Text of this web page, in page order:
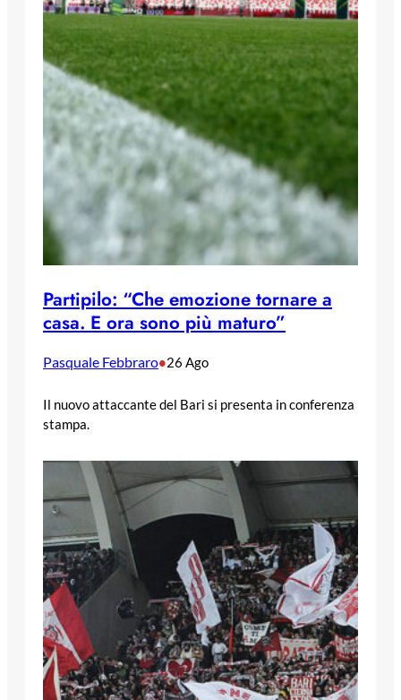
Partipilo: “Che emozione tornare a
casa. E ora sono più maturo”
Pasquale Febbraro•26 Ago
Il nuovo attaccante del Bari si presenta in conferenza
stampa.